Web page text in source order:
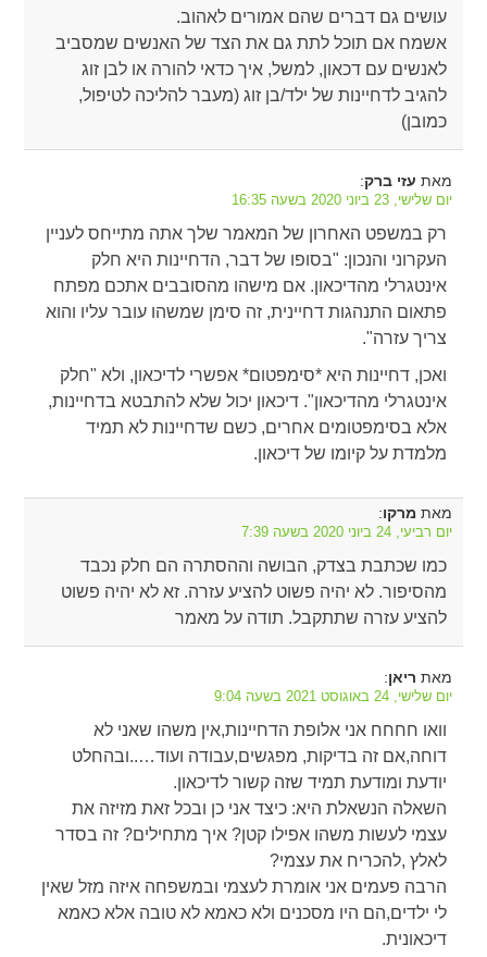
עושים גם דברים שהם אמורים לאהוב.
אשמח אם תוכל לתת גם את הצד של האנשים שמסביב
לאנשים עם דכאון, למשל, איך כדאי להורה או לבן זוג
להגיב לדחיינות של ילד/בן זוג (מעבר להליכה לטיפול,
כמובן)
מאת עזי ברק:
יום שלישי, 23 ביוני 2020 בשעה 16:35
רק במשפט האחרון של המאמר שלך אתה מתייחס לעניין
העקרוני והנכון: "בסופו של דבר, הדחיינות היא חלק
אינטגרלי מהדיכאון. אם מישהו מהסובבים אתכם מפתח
פתאום התנהגות דחיינית, זה סימן שמשהו עובר עליו והוא
צריך עזרה".
ואכן, דחיינות היא *סימפטום* אפשרי לדיכאון, ולא "חלק
אינטגרלי מהדיכאון". דיכאון יכול שלא להתבטא בדחיינות,
אלא בסימפטומים אחרים, כשם שדחיינות לא תמיד
מלמדת על קיומו של דיכאון.
מאת מרקו:
יום רביעי, 24 ביוני 2020 בשעה 7:39
כמו שכתבת בצדק, הבושה וההסתרה הם חלק נכבד
מהסיפור. לא יהיה פשוט להציע עזרה. זא לא יהיה פשוט
להציע עזרה שתתקבל. תודה על מאמר
מאת ריאן:
יום שלישי, 24 באוגוסט 2021 בשעה 9:04
וואו חחחח אני אלופת הדחיינות,אין משהו שאני לא
דוחה,אם זה בדיקות, מפגשים,עבודה ועוד…..ובהחלט
יודעת ומודעת תמיד שזה קשור לדיכאון.
השאלה הנשאלת היא: כיצד אני כן ובכל זאת מזיזה את
עצמי לעשות משהו אפילו קטן? איך מתחילים? זה בסדר
לאלץ ,להכריח את עצמי?
הרבה פעמים אני אומרת לעצמי ובמשפחה איזה מזל שאין
לי ילדים,הם היו מסכנים ולא כאמא לא טובה אלא כאמא
דיכאונית.